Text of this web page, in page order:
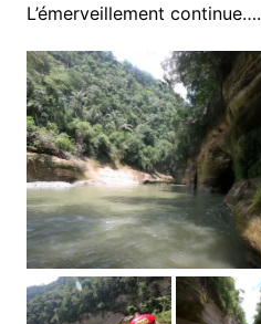
L’émerveillement continue….